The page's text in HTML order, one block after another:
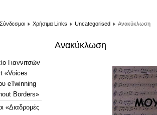
Σύνδεσμοι Χρήσιμα Links Uncategorised Ανακύκλωση
Γιαννιτσών
«Voices
eTwinning
Borders»
«Διαδρομές
Ανακύκλωση